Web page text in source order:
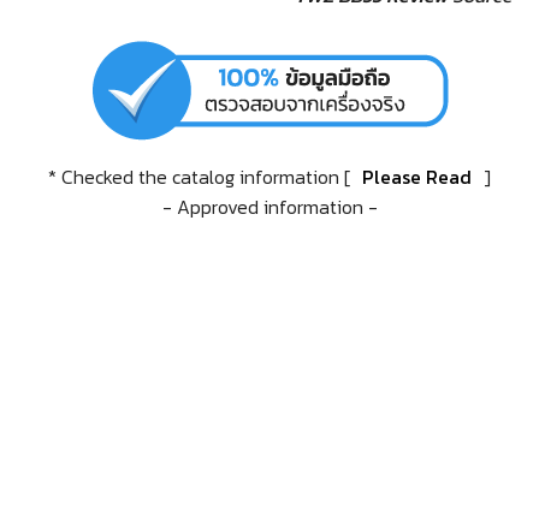
* Checked the catalog information [ Please Read ]
- Approved information -